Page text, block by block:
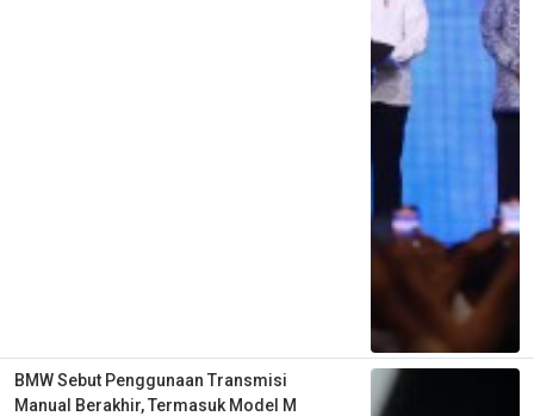
BMW Sebut Penggunaan Transmisi
Manual Berakhir, Termasuk Model M